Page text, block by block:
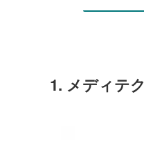
1. メディテ